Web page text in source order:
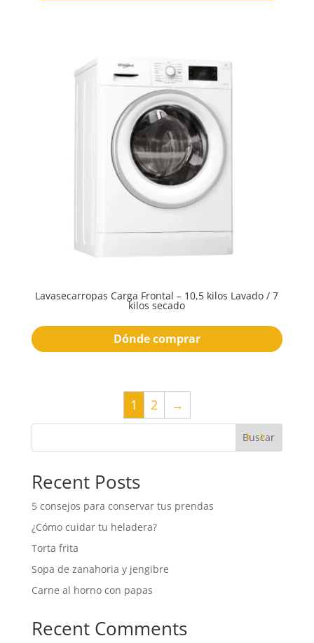
Lavasecarropas Carga Frontal – 10,5 kilos Lavado / 7
kilos secado
Dónde comprar
1 2 →
Buscar
Recent Posts
5 consejos para conservar tus prendas
¿Cómo cuidar tu heladera?
Torta frita
Sopa de zanahoria y jengibre
Carne al horno con papas
Recent Comments